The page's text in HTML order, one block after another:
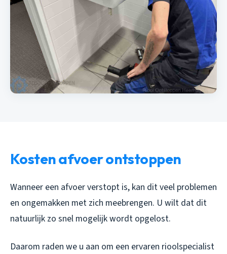
Kosten afvoer ontstoppen
Wanneer een afvoer verstopt is, kan dit veel problemen
en ongemakken met zich meebrengen. U wilt dat dit
natuurlijk zo snel mogelijk wordt opgelost.
Daarom raden we u aan om een ervaren rioolspecialist